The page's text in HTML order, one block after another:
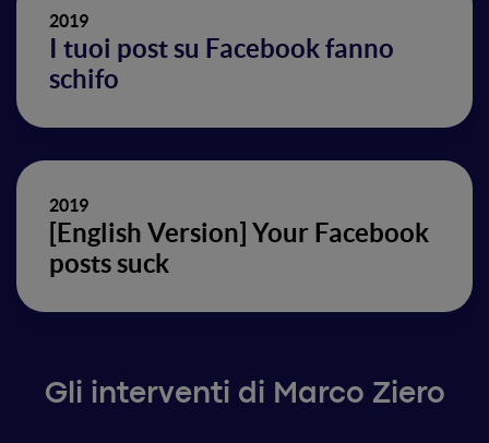
2019
I tuoi post su Facebook fanno
schifo
2019
[English Version] Your Facebook
posts suck
Gli interventi di Marco Ziero